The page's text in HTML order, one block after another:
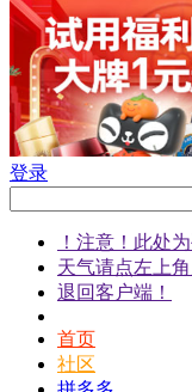
登录
！注意！此处
天气请点左上
退回客户端！
首页
社区